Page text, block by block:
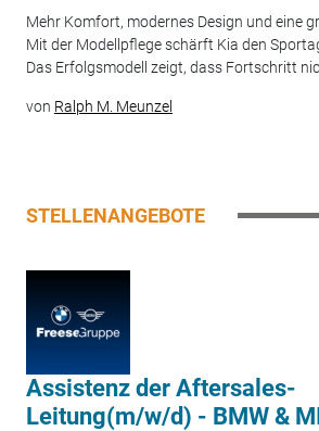
Mehr Komfort, modernes Design und eine
Mit der Modellpflege schärft Kia den
Das Erfolgsmodell zeigt, dass Fortschritt
von Ralph M. Meunzel
STELLENANGEBOTE
Assistenz der Aftersales-
Leitung(m/w/d) - BMW &